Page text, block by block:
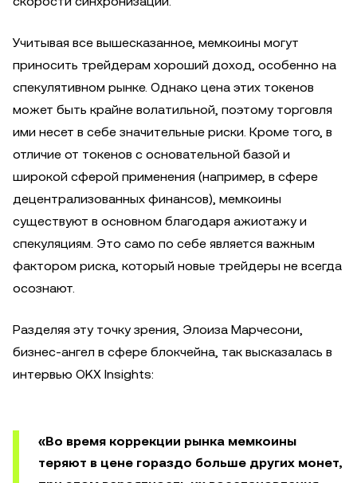
Учитывая все вышесказанное, мемкоины могут
приносить трейдерам хороший доход, особенно на
спекулятивном рынке. Однако цена этих токенов
может быть крайне волатильной, поэтому торговля
ими несет в себе значительные риски. Кроме того, в
отличие от токенов с основательной базой и
широкой сферой применения (например, в сфере
децентрализованных финансов), мемкоины
существуют в основном благодаря ажиотажу и
спекуляциям. Это само по себе является важным
фактором риска, который новые трейдеры не всегда
осознают.
Разделяя эту точку зрения, Элоиза Марчесони,
бизнес-ангел в сфере блокчейна, так высказалась в
интервью OKX Insights:
«Во время коррекции рынка мемкоины
теряют в цене гораздо больше других монет,